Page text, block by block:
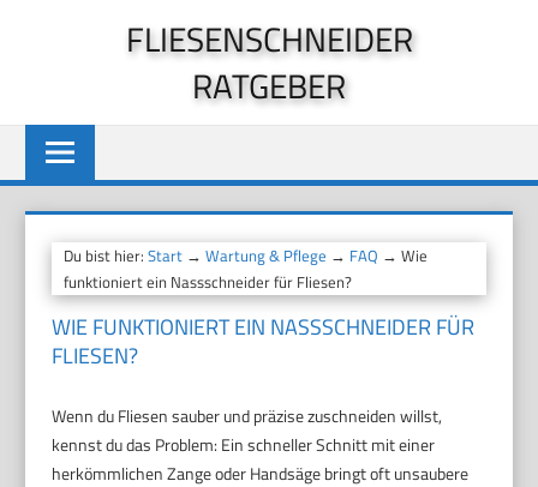
FLIESENSCHNEIDER
RATGEBER
Du bist hier:Start →Wartung & Pflege → FAQ → Wie
funktioniert ein Nassschneider für Fliesen?
WIE FUNKTIONIERT EIN NASSSCHNEIDER FÜR
FLIESEN?
Wenn du Fliesen sauber und präzise zuschneiden willst,
kennst du das Problem: Ein schneller Schnitt mit einer
herkömmlichen Zange oder Handsäge bringt oft unsaubere